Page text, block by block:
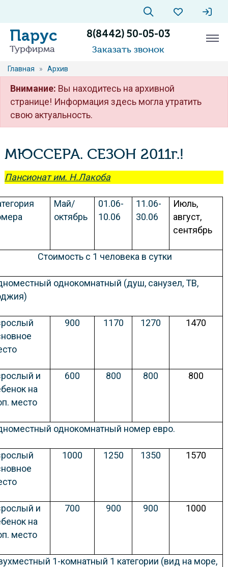
Парус
Турфирма
8(8442) 50-05-03
Заказать звонок
Главная » Архив
Внимание: Вы находитесь на архивной
странице! Информация здесь могла утратить
свою актуальность.
МЮССЕРА. СЕЗОН 2011г.!
Пансионат им. Н.Лакоба
Май/
октябрь
01.06-
10.06
11.06-
30.06
Июль,
август,
сентябрь
Стоимость с 1 человека в сутки
однокомнатный (душ, санузел, ТВ,
900 1170 1270 1470
и
на
место
600 800 800 800
однокомнатный номер евро.
1000 1250 1350 1570
и
на
место
700 900 900 1000
1-комнатный 1 категории (вид на море,